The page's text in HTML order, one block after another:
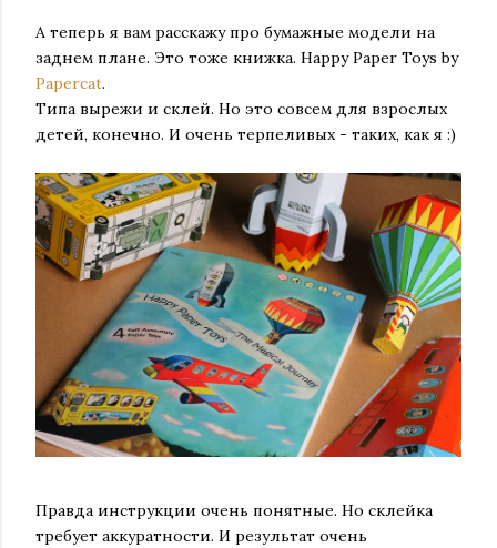
А теперь я вам расскажу про бумажные модели на
заднем плане. Это тоже книжка. Happy Paper Toys by
Papercat.
Типа вырежи и склей. Но это совсем для взрослых
детей, конечно. И очень терпеливых - таких, как я :)
Правда инструкции очень понятные. Но склейка
требует аккуратности. И результат очень